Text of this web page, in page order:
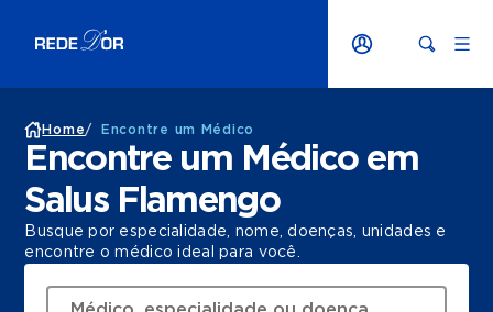
Home/ Encontre um Médico
Encontre um Médico em
Salus Flamengo
Busque por especialidade, nome, doenças, unidades e
encontre o médico ideal para você.